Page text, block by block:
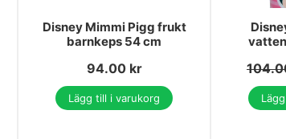
Disney Mimmi Pigg frukt
barnkeps 54 cm
94.00 kr
Lägg till i varukorg